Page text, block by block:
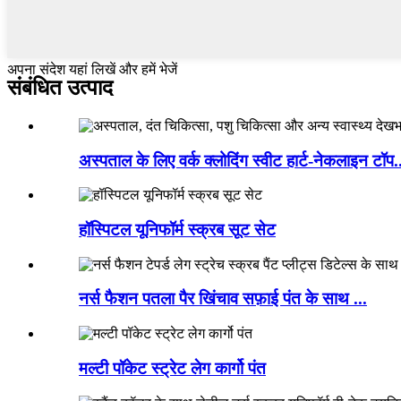
अपना संदेश यहां लिखें और हमें भेजें
संबंधित उत्पाद
अस्पताल के लिए वर्क क्लोदिंग स्वीट हार्ट-नेकलाइन
हॉस्पिटल यूनिफॉर्म स्क्रब सूट सेट
नर्स फैशन पतला पैर खिंचाव सफ़ाई पंत के साथ ...
मल्टी पॉकेट स्ट्रेट लेग कार्गो पंत